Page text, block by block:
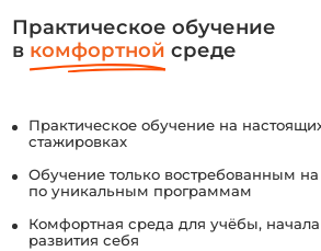
Практическое обучение
в комфортной среде
Практическое обучение на
стажировках
Обучение только востребованным
по уникальным программам
Комфортная среда для учёбы,
развития себя